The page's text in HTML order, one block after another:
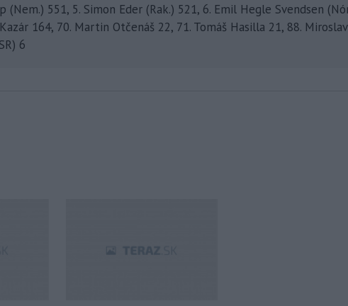
(Nem.) 551, 5. Simon Eder (Rak.) 521, 6. Emil Hegle Svendsen
164, 70. Martin Otčenáš 22, 71. Tomáš Hasilla 21, 88. Miroslav
6